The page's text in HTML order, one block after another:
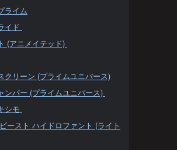
ライム
イド
(アニメイテッド)
クリーン (プライムユニバース)
ンパー (プライムユニバース)
シモ
ースト ハイドロファント (ライト